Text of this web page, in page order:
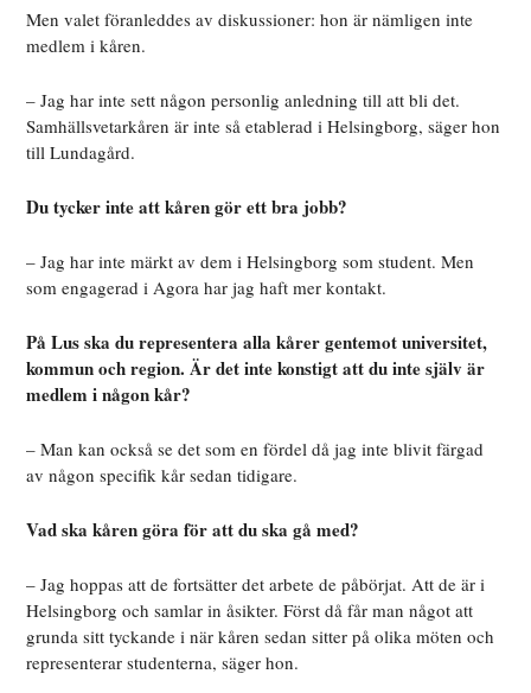
Men valet föranleddes av diskussioner: hon är nämligen inte
medlem i kåren.
– Jag har inte sett någon personlig anledning till att bli det.
Samhällsvetarkåren är inte så etablerad i Helsingborg, säger hon
till Lundagård.
Du tycker inte att kåren gör ett bra jobb?
– Jag har inte märkt av dem i Helsingborg som student. Men
som engagerad i Agora har jag haft mer kontakt.
På Lus ska du representera alla kårer gentemot universitet,
kommun och region. Är det inte konstigt att du inte själv är
medlem i någon kår?
– Man kan också se det som en fördel då jag inte blivit färgad
av någon specifik kår sedan tidigare.
Vad ska kåren göra för att du ska gå med?
– Jag hoppas att de fortsätter det arbete de påbörjat. Att de är i
Helsingborg och samlar in åsikter. Först då får man något att
grunda sitt tyckande i när kåren sedan sitter på olika möten och
representerar studenterna, säger hon.